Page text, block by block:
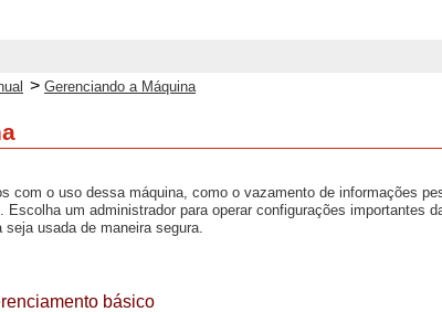
> Gerenciando a Máquina
com o uso dessa máquina, como o vazamento de informações
um administrador para operar configurações importantes
usada de maneira segura.
básico